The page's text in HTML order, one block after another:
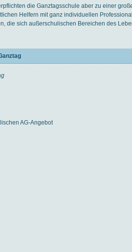
die Ganztagsschule aber zu einer
Helfern mit ganz individuellen
die sich außerschulischen Bereichen des
AG-Angebot